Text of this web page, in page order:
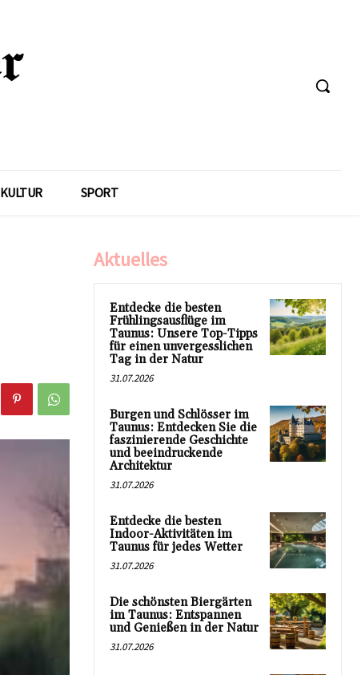
KULTUR SPORT
Aktuelles
Entdecke die besten
Frühlingsausflüge im
Taunus: Unsere Top-Tipps
für einen unvergesslichen
Tag in der Natur
31.07.2026
Burgen und Schlösser im
Taunus: Entdecken Sie die
faszinierende Geschichte
und beeindruckende
Architektur
31.07.2026
Entdecke die besten
Indoor-Aktivitäten im
Taunus für jedes Wetter
31.07.2026
Die schönsten Biergärten
im Taunus: Entspannen
und Genießen in der Natur
31.07.2026